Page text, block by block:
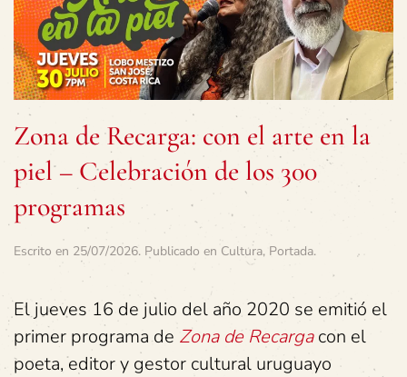
Zona de Recarga: con el arte en la
piel – Celebración de los 300
programas
Escrito en 25/07/2026. Publicado en Cultura, Portada.
El jueves 16 de julio del año 2020 se emitió el
primer programa de Zona de Recargacon el
poeta, editor y gestor cultural uruguayo